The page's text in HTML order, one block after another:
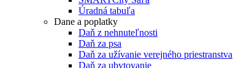
Úradná tabuľa
Dane a poplatky
Daň z nehnuteľnosti
Daň za psa
Daň za užívanie verejného priestranstva
Daň za ubytovanie